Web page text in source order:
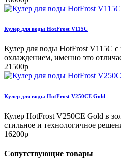
Кулер для воды HotFrost V115C
Кулер для воды HotFrost V115C
охлаждением, именно это
21500р
Кулер для воды HotFrost V250CE Gold
Кулер HotFrost V250CE Gold в
стильное и технологичное
16200р
Сопутствующие товары